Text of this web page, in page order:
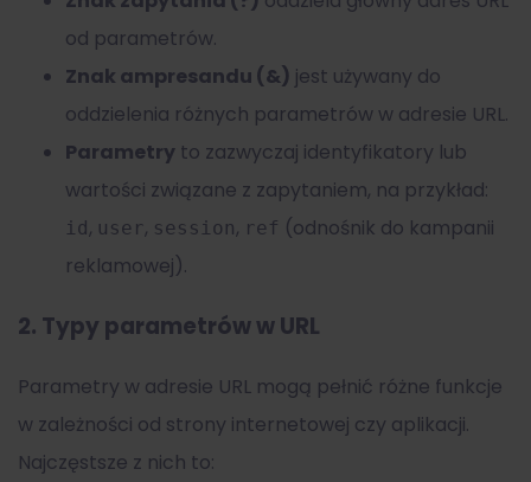
od parametrów.
Znak ampresandu (&) jest używany do
oddzielenia różnych parametrów w adresie URL.
Parametry to zazwyczaj identyfikatory lub
wartości związane z zapytaniem, na przykład:
id, user, session, ref (odnośnik do kampanii
reklamowej).
2. Typy parametrów w URL
Parametry w adresie URL mogą pełnić różne funkcje
w zależności od strony internetowej czy aplikacji.
Najczęstsze z nich to: